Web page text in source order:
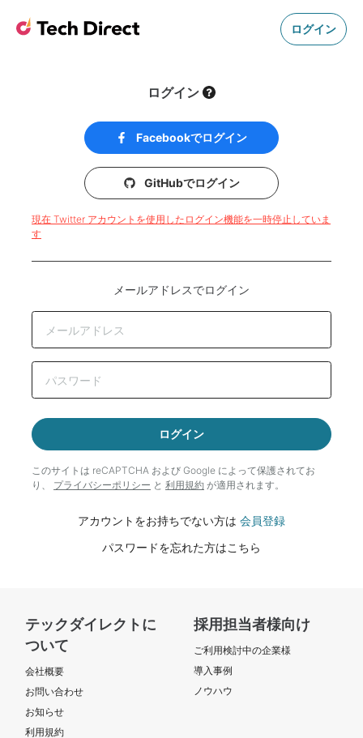
ログイン
ログイン
Facebookでログイン
GitHubでログイン
現在 Twitter アカウントを使用したログイン機能を一時停止していま
す
メールアドレスでログイン
ログイン
このサイトは reCAPTCHA および Google によって保護されてお
り、 プライバシーポリシー と 利用規約 が適用されます。
アカウントをお持ちでない方は 会員登録
パスワードを忘れた方はこちら
テックダイレクトに
ついて
会社概要
お問い合わせ
お知らせ
利用規約
採用担当者様向け
ご利用検討中の企業様
導入事例
ノウハウ